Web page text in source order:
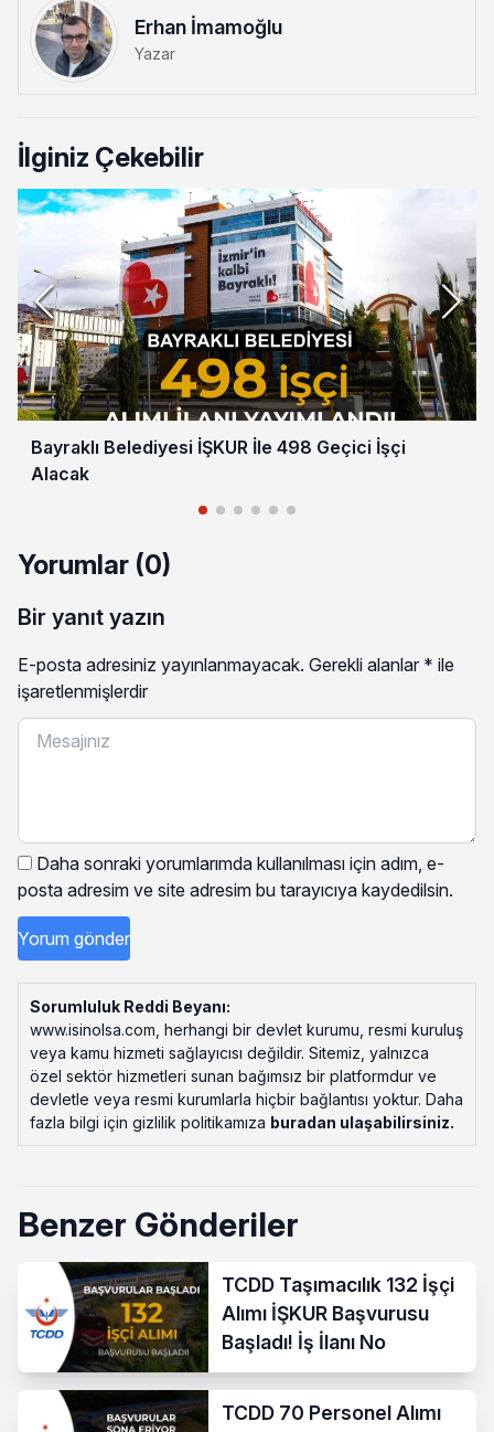
Erhan İmamoğlu
Yazar
İlginiz Çekebilir
Bayraklı Belediyesi İŞKUR İle 498 Geçici İşçi
Alacak
Yorumlar (0)
Bir yanıt yazın
E-posta adresiniz yayınlanmayacak. Gerekli alanlar * ile
işaretlenmişlerdir
Daha sonraki yorumlarımda kullanılması için adım, e-
posta adresim ve site adresim bu tarayıcıya kaydedilsin.
Sorumluluk Reddi Beyanı:
www.isinolsa.com, herhangi bir devlet kurumu, resmi kuruluş
veya kamu hizmeti sağlayıcısı değildir. Sitemiz, yalnızca
özel sektör hizmetleri sunan bağımsız bir platformdur ve
devletle veya resmi kurumlarla hiçbir bağlantısı yoktur. Daha
fazla bilgi için gizlilik politikamıza buradan ulaşabilirsiniz.
Benzer Gönderiler
TCDD Taşımacılık 132 İşçi
Alımı İŞKUR Başvurusu
Başladı! İş İlanı No
TCDD 70 Personel Alımı